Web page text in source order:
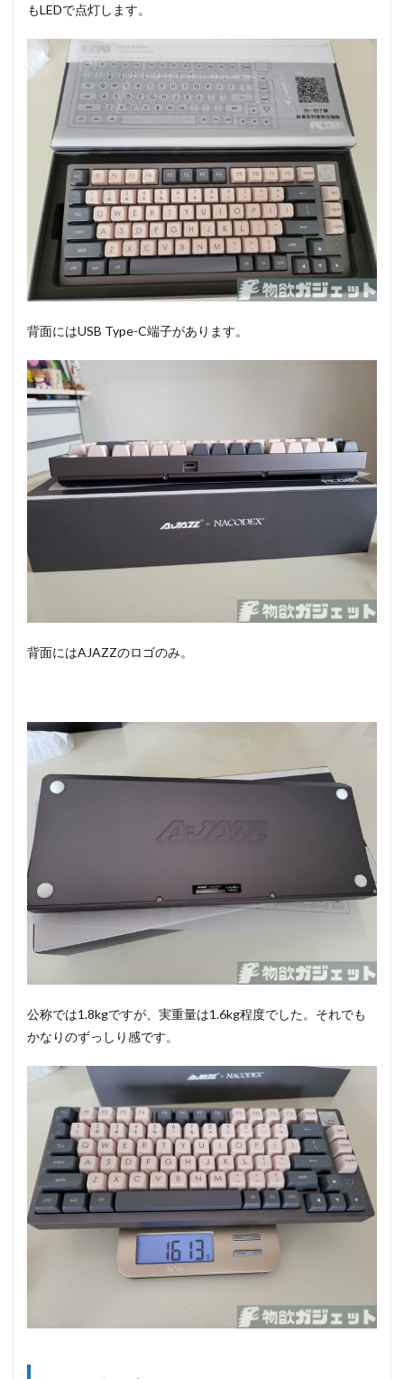
もLEDで点灯します。
背面にはUSB Type-C端子があります。
背面にはAJAZZのロゴのみ。
公称では1.8kgですが、実重量は1.6kg程度でした。それでも
かなりのずっしり感です。